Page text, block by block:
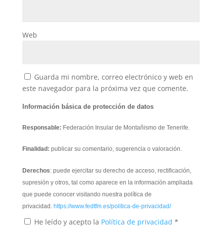
Web
Guarda mi nombre, correo electrónico y web en
este navegador para la próxima vez que comente.
Información básica de protección de datos
Responsable: Federación Insular de Montañismo de Tenerife.
Finalidad: publicar su comentario, sugerencia o valoración.
Derechos: puede ejercitar su derecho de acceso, rectificación,
supresión y otros, tal como aparece en la información ampliada
que puede conocer visitando nuestra política de
privacidad. https://www.fedtfm.es/politica-de-privacidad/
He leído y acepto la Política de privacidad *